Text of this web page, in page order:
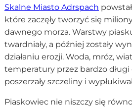
Skalne Miasto Adrspach
które zaczęły tworzyć się
dawnego morza. Warstwy
twardniały, a później zostały
działaniu erozji. Woda, mróz,
temperatury przez bardzo długi
poszerzały szczeliny i
Piaskowiec nie niszczy się